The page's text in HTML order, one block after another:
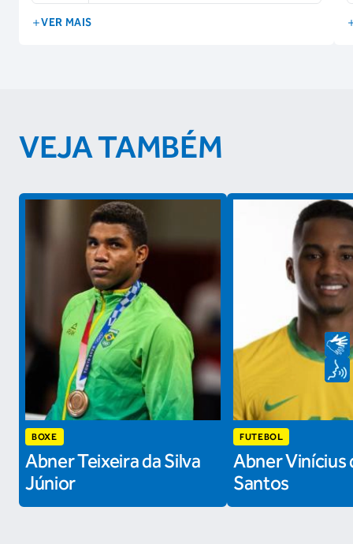
VER MAIS
VEJA TAMBÉM
BOXE
Abner Teixeira da Silva
Júnior
FUTEBOL
Abner Vinícius
Santos